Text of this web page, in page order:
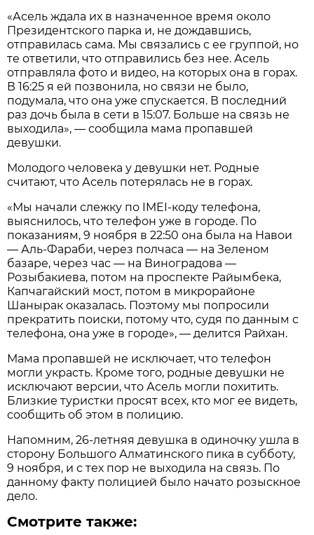
«Асель ждала их в назначенное время около
Президентского парка и, не дождавшись,
отправилась сама. Мы связались с ее группой, но
те ответили, что отправились без нее. Асель
отправляла фото и видео, на которых она в горах.
В 16:25 я ей позвонила, но связи не было,
подумала, что она уже спускается. В последний
раз дочь была в сети в 15:07. Больше на связь не
выходила», — сообщила мама пропавшей
девушки.
Молодого человека у девушки нет. Родные
считают, что Асель потерялась не в горах.
«Мы начали слежку по IMEI-коду телефона,
выяснилось, что телефон уже в городе. По
показаниям, 9 ноября в 22:50 она была на Навои
— Аль-Фараби, через полчаса — на Зеленом
базаре, через час — на Виноградова —
Розыбакиева, потом на проспекте Райымбека,
Капчагайский мост, потом в микрорайоне
Шанырак оказалась. Поэтому мы попросили
прекратить поиски, потому что, судя по данным с
телефона, она уже в городе», — делится Райхан.
Мама пропавшей не исключает, что телефон
могли украсть. Кроме того, родные девушки не
исключают версии, что Асель могли похитить.
Близкие туристки просят всех, кто мог ее видеть,
сообщить об этом в полицию.
Напомним, 26-летняя девушка в одиночку ушла в
сторону Большого Алматинского пика в субботу,
9 ноября, и с тех пор не выходила на связь. По
данному факту полицией было начато розыскное
дело.
Смотрите также: